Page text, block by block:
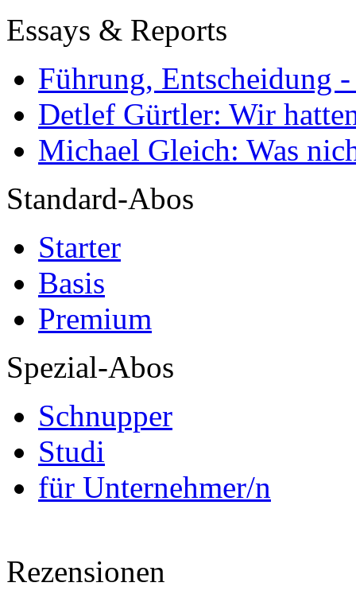
Essays & Reports
Führung, Entscheidung
Detlef Gürtler: Wir
Michael Gleich: Was
Standard-Abos
Starter
Basis
Premium
Spezial-Abos
Schnupper
Studi
für Unternehmer/n
Rezensionen